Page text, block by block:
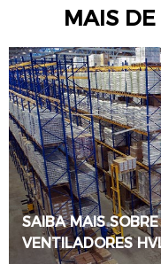
MAIS
SAIBA MAIS
VENTILADORES
SABER MAIS